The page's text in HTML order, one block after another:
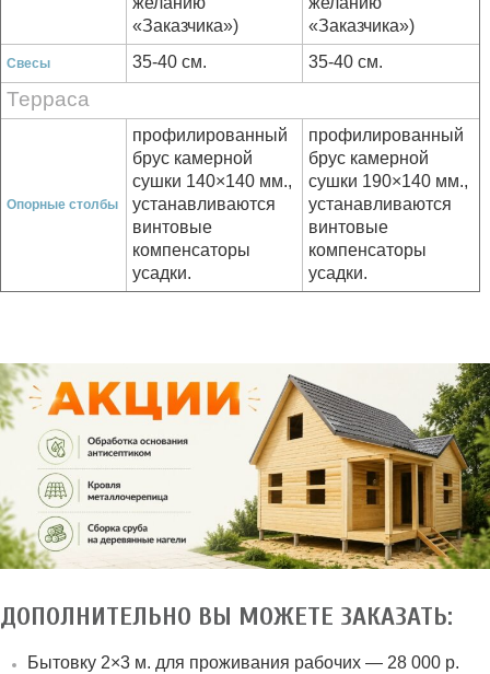
«Заказчика»)
«Заказчика»)
Свесы 35-40 см. 35-40 см.
Терраса
Опорные столбы
профилированный
брус камерной
сушки 140×140 мм.,
устанавливаются
винтовые
компенсаторы
усадки.
профилированный
брус камерной
сушки 190×140 мм.,
устанавливаются
винтовые
компенсаторы
усадки.
ДОПОЛНИТЕЛЬНО ВЫ МОЖЕТЕ ЗАКАЗАТЬ:
Бытовку 2×3 м. для проживания рабочих — 28 000 р.